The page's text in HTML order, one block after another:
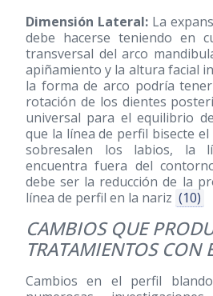
Dimensión Lateral: La
debe hacerse teniendo en
transversal del arco
apiñamiento y la altura facial
la forma de arco podría
rotación de los dientes
universal para el equilibrio
que la línea de perfil bisecte el
sobresalen los labios, la
encuentra fuera del
debe ser la reducción de la
línea de perfil en la nariz (10)
CAMBIOS QUE
TRATAMIENTOS CON
Cambios en el perfil